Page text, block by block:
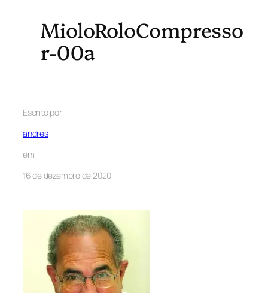
MioloRoloCompresso
r-00a
Escrito por
andres
em
16 de dezembro de 2020